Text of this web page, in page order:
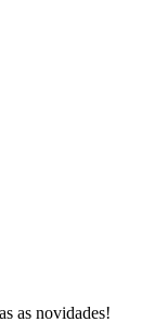
as novidades!